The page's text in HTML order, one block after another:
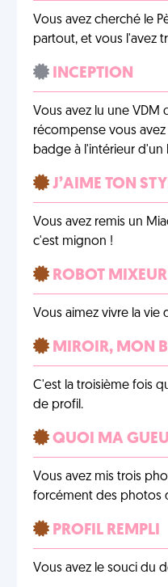
Vous avez cherché le
partout, et vous l'avez
INCEPTION
Vous avez lu une VDM
récompense vous
badge à l'intérieur d'un
J’AIME TON
Vous avez remis un
c'est mignon !
ROBOT MIXEUR
Vous aimez vivre la vie
MIROIR, MON
C'est la troisième fois
de profil.
QUOI MA
Vous avez mis trois
forcément des photos
PROFIL REMPLI
Vous avez le souci du